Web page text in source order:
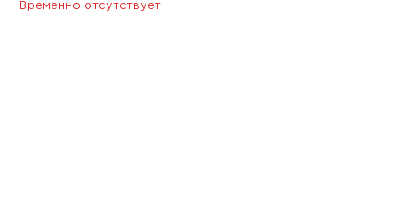
Временно отсутствует